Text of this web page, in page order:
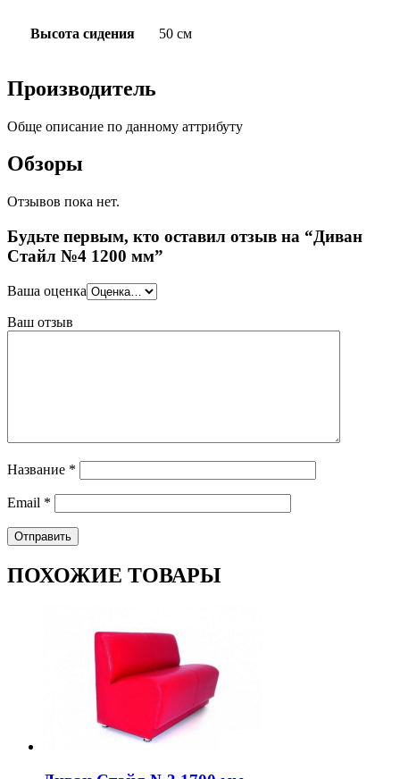
Высота сидения 50 см
Производитель
Обще описание по данному аттрибуту
Обзоры
Отзывов пока нет.
Будьте первым, кто оставил отзыв на “Диван
Стайл №4 1200 мм”
Ваша оценка
Ваш отзыв
Название *
Email *
ПОХОЖИЕ ТОВАРЫ